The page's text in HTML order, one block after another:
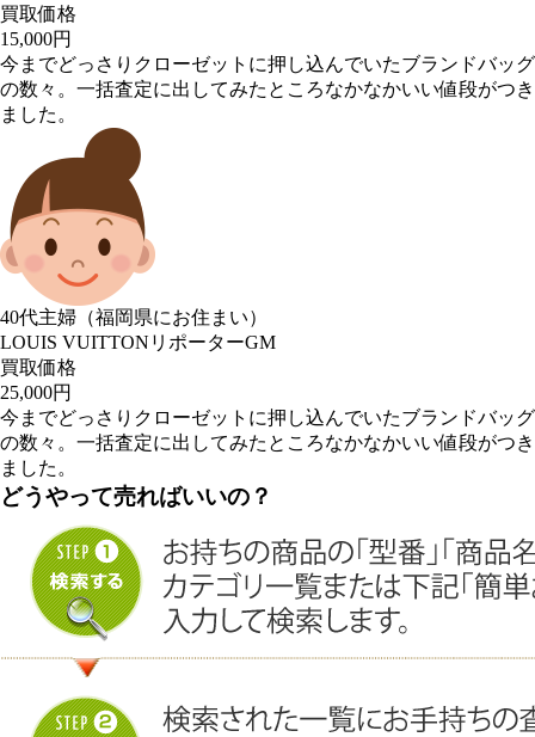
買取価格
15,000円
今までどっさりクローゼットに押し込んでいたブランドバッグ
の数々。一括査定に出してみたところなかなかいい値段がつき
ました。
40代主婦（福岡県にお住まい）
LOUIS VUITTONリポーターGM
買取価格
25,000円
今までどっさりクローゼットに押し込んでいたブランドバッグ
の数々。一括査定に出してみたところなかなかいい値段がつき
ました。
どうやって売ればいいの？